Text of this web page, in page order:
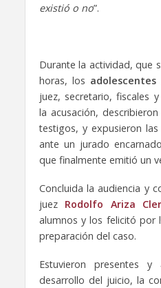
existió o no”.
Durante la actividad, que
horas, los adolescentes
juez, secretario, fiscales
la acusación,
testigos, y expusieron
ante un jurado
que finalmente emitió un
Concluida la audiencia y
juez Rodolfo Ariza
alumnos y los felicitó por
preparación del caso.
Estuvieron presentes
desarrollo del juicio, la